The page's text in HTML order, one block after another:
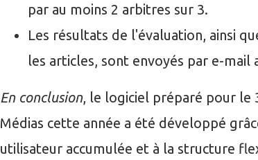
par au moins 2 arbitres sur 3.
Les résultats de l'évaluation, ainsi
les articles, sont envoyés par e-mail
En conclusion, le logiciel préparé pour le
Médias cette année a été développé
utilisateur accumulée et à la structure